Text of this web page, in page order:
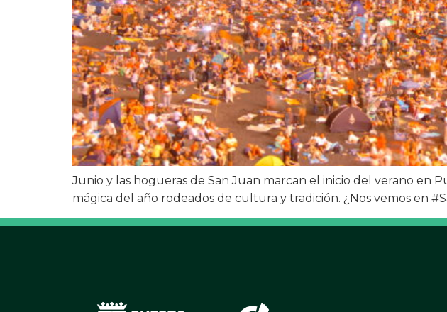
Junio y las hogueras de San Juan marcan el inicio del verano en
mágica del año rodeados de cultura y tradición. ¿Nos vemos en